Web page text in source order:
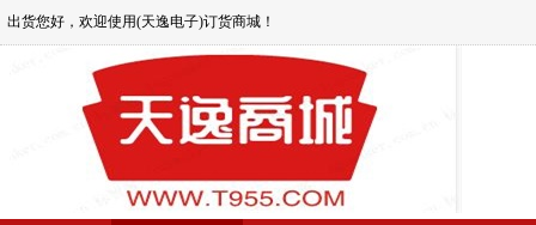
出货您好，欢迎使用(天逸电子)订货商城！